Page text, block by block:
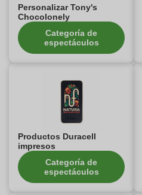
Personalizar Tony's
Chocolonely
Categoría de
espectáculos
Productos Duracell
impresos
Categoría de
espectáculos